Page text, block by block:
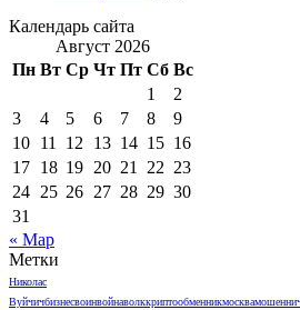
Календарь сайта
Август 2026
Пн Вт Ср Чт Пт Сб Вс
1
2
3
4 5 6 7 8
9
10 11 12 13 14 15 16
17 18 19 20 21 22 23
24 25 26 27 28 29 30
31
« Мар
Метки
Николас
Вуйчичбизнесвоинвойнаволккриптообменникмосква